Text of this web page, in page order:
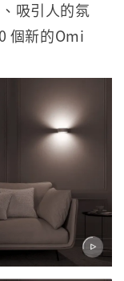
吸引人的氛
個新的Omi